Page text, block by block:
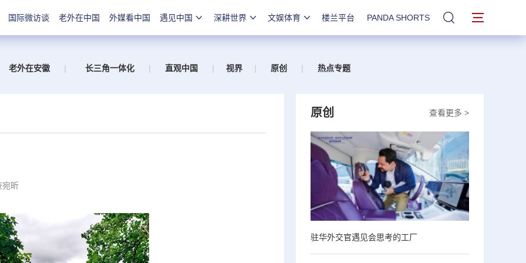
国际微访谈 老外在中国 外媒看中国 遇见中国 深耕世界 文娱体育 楼兰平台 PANDA SHORTS 站内搜索
老外在安徽 | 长三角一体化 | 直观中国 | 视界 | 原创 | 热点专题
宛昕
查看更多 >
原创
驻华外交官遇见会思考的工厂